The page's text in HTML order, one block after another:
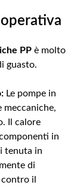
PP è molto
guasto.
Le pompe in
meccaniche,
Il calore
in
tenuta in
di
il